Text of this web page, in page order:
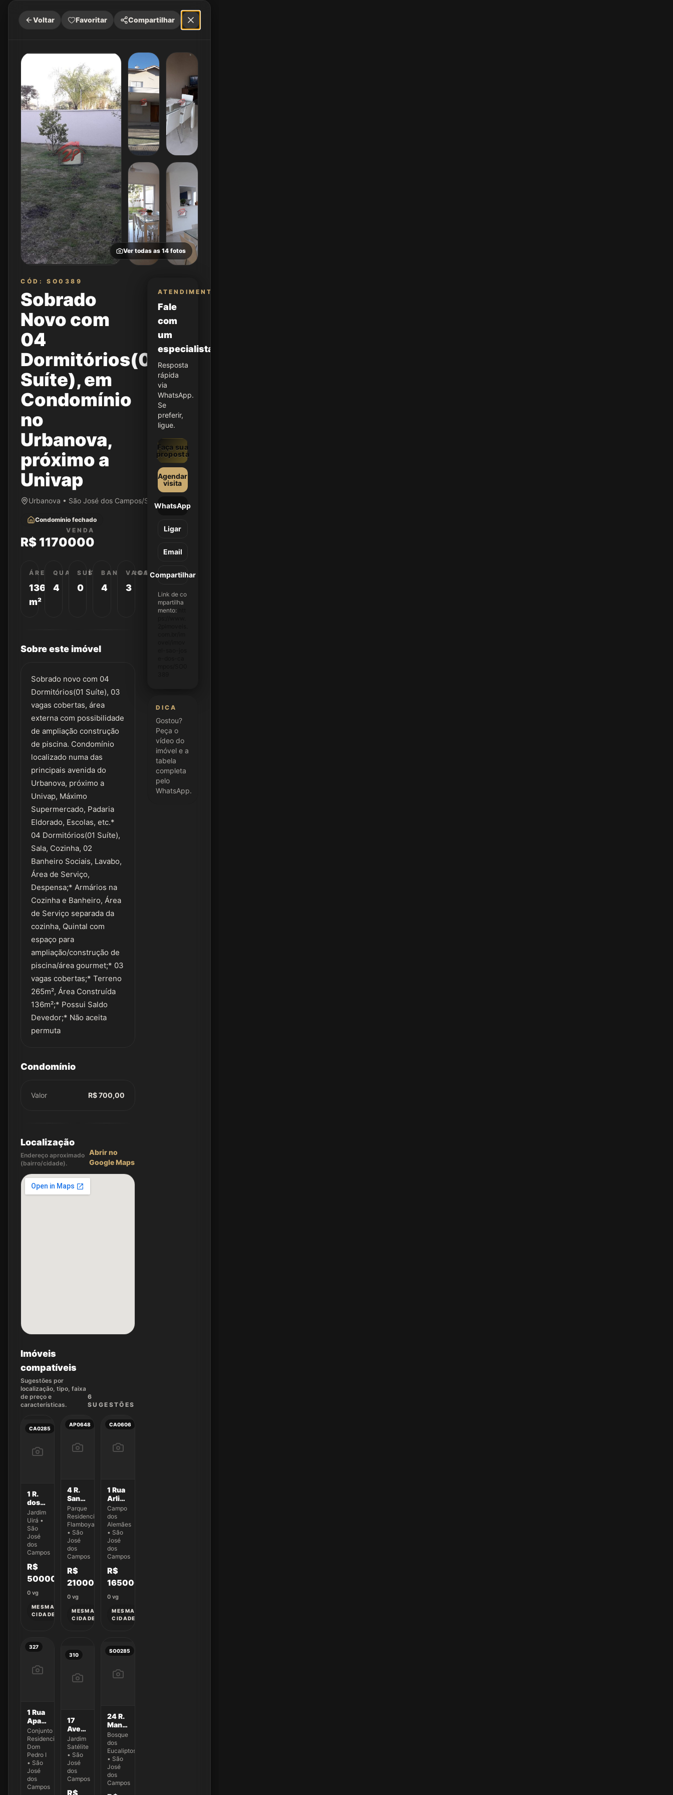
Voltar Favoritar Compartilhar
Ver todas as 14 fotos
CÓD: SO0389
Sobrado
Novo com
04
Dormitórios(01
Suíte), em
Condomínio
no
Urbanova,
próximo a
Univap
Urbanova • São José dos Campos/SP
Condomínio fechado
VENDA
R$ 1170000
ÁREA
136
m²
QUARTOS
4
SUÍTES
0
BANHEIROS
4
VAGAS
3
Sobre este imóvel
Sobrado novo com 04
Dormitórios(01 Suíte), 03
vagas cobertas, área
externa com possibilidade
de ampliação construção
de piscina. Condomínio
localizado numa das
principais avenida do
Urbanova, próximo a
Univap, Máximo
Supermercado, Padaria
Eldorado, Escolas, etc.*
04 Dormitórios(01 Suíte),
Sala, Cozinha, 02
Banheiro Sociais, Lavabo,
Área de Serviço,
Despensa;* Armários na
Cozinha e Banheiro, Área
de Serviço separada da
cozinha, Quintal com
espaço para
ampliação/construção de
piscina/área gourmet;* 03
vagas cobertas;* Terreno
265m², Área Construída
136m²;* Possui Saldo
Devedor;* Não aceita
permuta
Condomínio
Valor R$ 700,00
Localização
Endereço aproximado
(bairro/cidade).
Abrir no
Google Maps
Imóveis
compatíveis
Sugestões por
localização, tipo, faixa
de preço e
características.
6
SUGESTÕES
CA0285
1 R.
dos
Jaburus
270
Jardim
Uirá •
São
José
dos
Campos
R$
500000
0 vg
MESMA
CIDADE
AP0648
4 R.
Sandro
Bezerra
da
Silva
223
Parque
Residencial
Flamboyant
• São
José
dos
Campos
R$
210000
0 vg
MESMA
CIDADE
CA0606
1 Rua
Arlinda
Pereira
Dias
Campo
dos
Alemães
• São
José
dos
Campos
R$
165000
0 vg
MESMA
CIDADE
327
1 Rua
Aparecida
da
Conceição
Oliveira
300
Conjunto
Residencial
Dom
Pedro I
• São
José
dos
Campos
310
17
Avenida
Andrômeda
500
Jardim
Satélite
• São
José
dos
Campos
R$
SO0285
24 R.
Manoel
Freire
de
Castro
55
Bosque
dos
Eucaliptos
• São
José
dos
Campos
ATENDIMENTO
Fale
com
um
especialista
Resposta
rápida
via
WhatsApp.
Se
preferir,
ligue.
Faça sua
proposta
Agendar
visita
WhatsApp
Ligar
Email
Compartilhar
Link de co
mpartilha
mento:
DICA
Gostou?
Peça o
vídeo do
imóvel e a
tabela
completa
pelo
WhatsApp.